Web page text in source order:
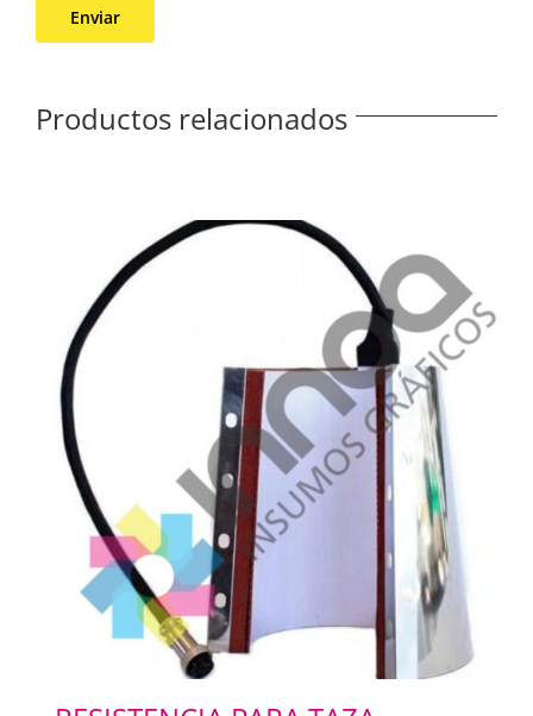
Productos relacionados